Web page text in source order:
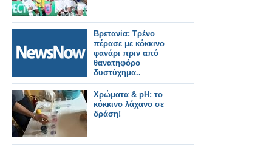
Βρετανία: Τρένο
πέρασε με κόκκινο
φανάρι πριν από
θανατηφόρο
δυστύχημα..
Χρώματα & pH: το
κόκκινο λάχανο σε
δράση!